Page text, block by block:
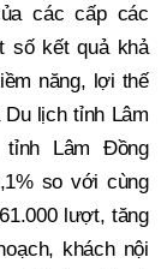
các cấp các
số kết quả khả
năng, lợi thế
lịch tỉnh Lâm
Lâm Đồng
so với cùng
lượt, tăng
khách nội